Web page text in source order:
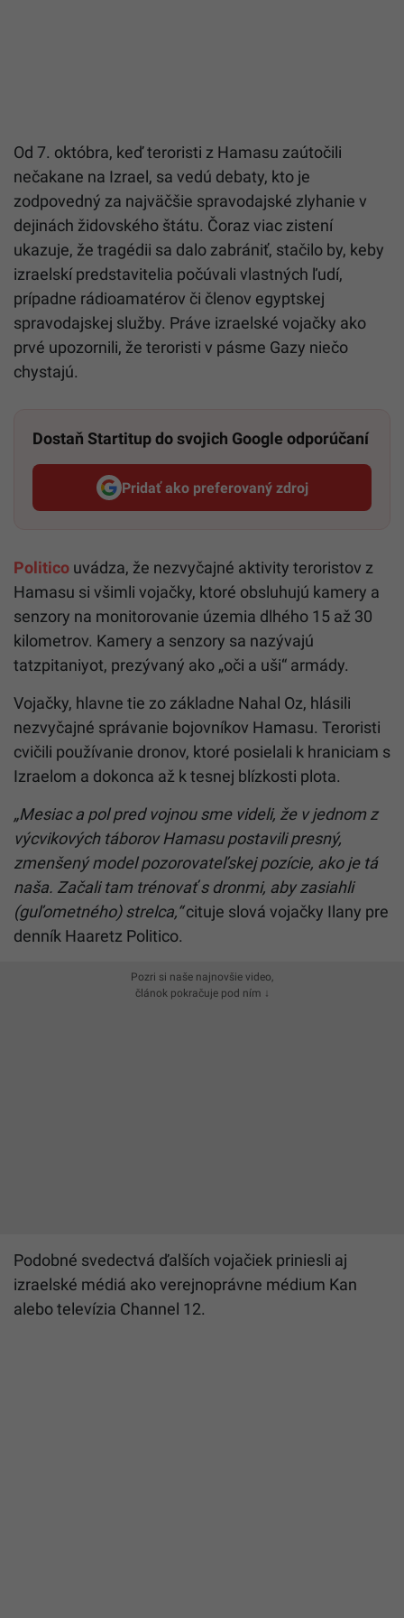
Od 7. októbra, keď teroristi z Hamasu zaútočili
nečakane na Izrael, sa vedú debaty, kto je
zodpovedný za najväčšie spravodajské zlyhanie v
dejinách židovského štátu. Čoraz viac zistení
ukazuje, že tragédii sa dalo zabrániť, stačilo by, keby
izraelskí predstavitelia počúvali vlastných ľudí,
prípadne rádioamatérov či členov egyptskej
spravodajskej služby. Práve izraelské vojačky ako
prvé upozornili, že teroristi v pásme Gazy niečo
chystajú.
Dostaň Startitup do svojich Google odporúčaní
Pridať ako preferovaný zdroj
Startitup, odkaz sa otvorí v
Politico uvádza, že nezvyčajné aktivity teroristov z
Hamasu si všimli vojačky, ktoré obsluhujú kamery a
senzory na monitorovanie územia dlhého 15 až 30
kilometrov. Kamery a senzory sa nazývajú
tatzpitaniyot, prezývaný ako „oči a uši“ armády.
Vojačky, hlavne tie zo základne Nahal Oz, hlásili
nezvyčajné správanie bojovníkov Hamasu. Teroristi
cvičili používanie dronov, ktoré posielali k hraniciam s
Izraelom a dokonca až k tesnej blízkosti plota.
„Mesiac a pol pred vojnou sme videli, že v jednom z
výcvikových táborov Hamasu postavili presný,
zmenšený model pozorovateľskej pozície, ako je tá
naša. Začali tam trénovať s dronmi, aby zasiahli
(guľometného) strelca,“cituje slová vojačky Ilany pre
denník Haaretz Politico.
Pozri si naše najnovšie video,
článok pokračuje pod ním ↓
Podobné svedectvá ďalších vojačiek priniesli aj
izraelské médiá ako verejnoprávne médium Kan
alebo televízia Channel 12.